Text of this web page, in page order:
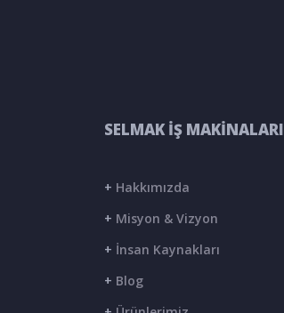
SELMAK İŞ MAKİNALARI
+ Hakkımızda
+ Misyon & Vizyon
+ İnsan Kaynakları
+ Blog